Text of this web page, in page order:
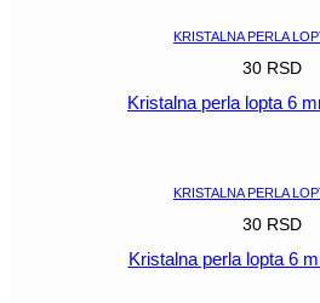
KRISTALNA PERLA
30 RSD
Kristalna perla lopta 6
KRISTALNA PERLA
30 RSD
Kristalna perla lopta 6